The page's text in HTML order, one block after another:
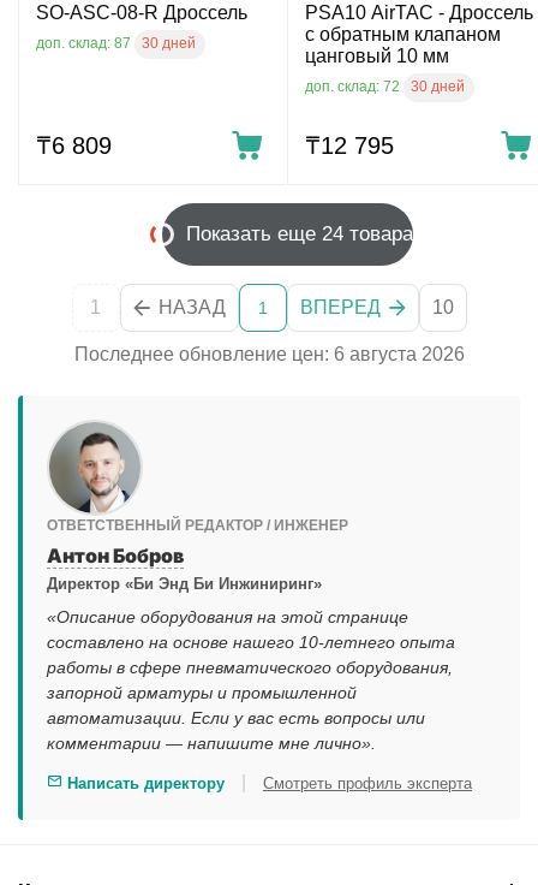
SO-ASC-08-R Дроссель
доп. склад: 87 30 дней
₸6 809
PSA10 AirTAC - Дроссель
с обратным клапаном
цанговый 10 мм
доп. склад: 72 30 дней
₸12 795
Показать еще 24 товара
1 НАЗАД 1 ВПЕРЕД 10
Последнее обновление цен: 6 августа 2026
ОТВЕТСТВЕННЫЙ РЕДАКТОР / ИНЖЕНЕР
Антон Бобров
Директор «Би Энд Би Инжиниринг»
«Описание оборудования на этой странице
составлено на основе нашего 10-летнего опыта
работы в сфере пневматического оборудования,
запорной арматуры и промышленной
автоматизации. Если у вас есть вопросы или
комментарии — напишите мне лично».
Написать директору Смотреть профиль эксперта